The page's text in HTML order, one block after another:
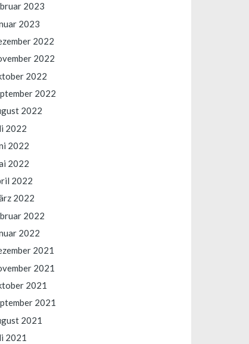
2023
2023
2022
2022
2022
2022
2022
2022
2022
2022
2022
2022
2022
2022
2021
2021
2021
2021
2021
2021